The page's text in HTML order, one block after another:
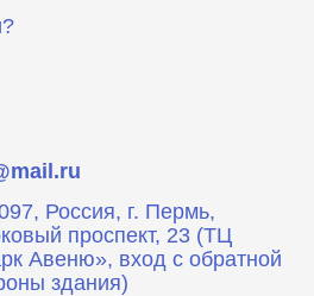
Россия, г. Пермь,
проспект, 23 (ТЦ
Авеню», вход с обратной
здания)